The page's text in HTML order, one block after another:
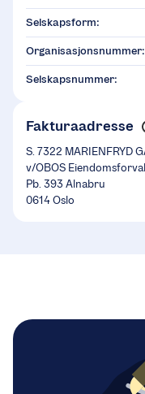
Selskapsform:
Organisasjonsnummer:
Selskapsnummer:
Fakturaadresse
S. 7322 MARIENFRYD
v/OBOS
Pb. 393 Alnabru
0614 Oslo